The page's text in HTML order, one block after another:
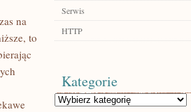
na
to
Serwis
HTTP
Kategorie
Kategorie